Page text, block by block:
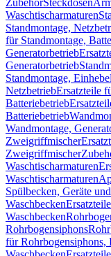
ZubehörSteckdosen
Waschtischarmaturen
Standmontage,
für Standmontage,
Generatorbetrieb
Generatorbetrieb
Standmontage,
NetzbetriebErsatzteile
Batteriebetrieb
Batteriebetrieb
Wandmontage,
Zweigriffmischer
Zweigriffmischer
Waschtischarmaturen
Waschtischarmaturen
Spülbecken, Geräte
Waschbecken
Waschbecken
Rohrbogensiphons
für Rohrbogensiphons,